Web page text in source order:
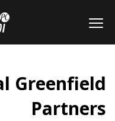
Greenfield
Partners